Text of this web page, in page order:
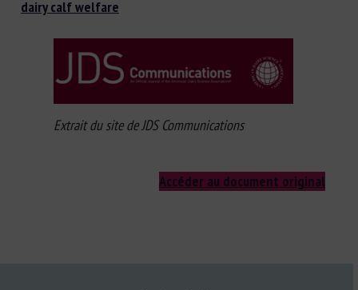
dairy calf welfare
Extrait du site de JDS Communications
Accéder au document original